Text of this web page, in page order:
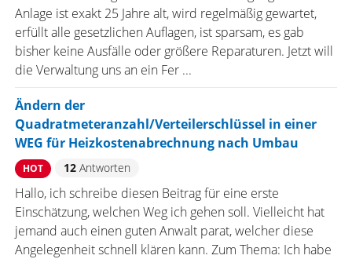
Anlage ist exakt 25 Jahre alt, wird regelmäßig gewartet,
erfüllt alle gesetzlichen Auflagen, ist sparsam, es gab
bisher keine Ausfälle oder größere Reparaturen. Jetzt will
die Verwaltung uns an ein Fer ...
Ändern der
Quadratmeteranzahl/Verteilerschlüssel in einer
WEG für Heizkostenabrechnung nach Umbau
HOT 12Antworten
Hallo, ich schreibe diesen Beitrag für eine erste
Einschätzung, welchen Weg ich gehen soll. Vielleicht hat
jemand auch einen guten Anwalt parat, welcher diese
Angelegenheit schnell klären kann. Zum Thema: Ich habe